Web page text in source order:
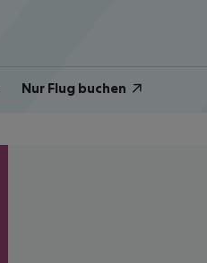
Nur Flug buchen